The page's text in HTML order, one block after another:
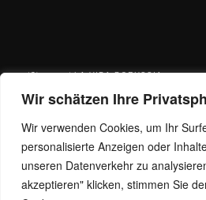
Wir schätzen Ihre
Wir verwenden Cookies, um Ihr
personalisierte Anzeigen oder
unseren Datenverkehr zu
akzeptieren" klicken, stimmen Sie
(C) 2026 / LA VIDA BORUSSIA 09
Instagram
E-Mail